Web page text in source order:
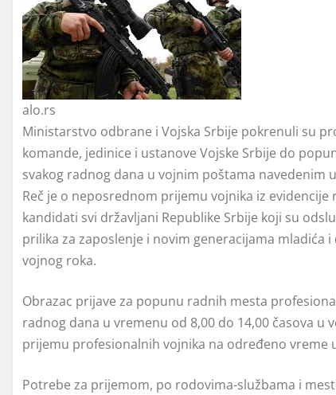
alo.rs
Ministarstvo odbrane i Vojska Srbije pokrenuli su
komande, jedinice i ustanove Vojske Srbije do
svakog radnog dana u vojnim poštama
Reč je o neposrednom prijemu vojnika iz
kandidati svi državlјani Republike Srbije koji su
prilika za zaposlenje i novim generacijama mladića
vojnog roka.
Obrazac prijave za popunu radnih mesta
radnog dana u vremenu od 8,00 do 14,00 časova
prijemu profesionalnih vojnika na određeno vreme
Potrebe za prijemom, po rodovima-službama i